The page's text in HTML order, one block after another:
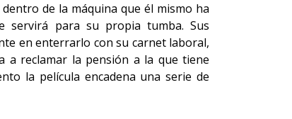
de la máquina que él mismo ha
servirá para su propia tumba. Sus
en enterrarlo con su carnet laboral,
a reclamar la pensión a la que tiene
la película encadena una serie de